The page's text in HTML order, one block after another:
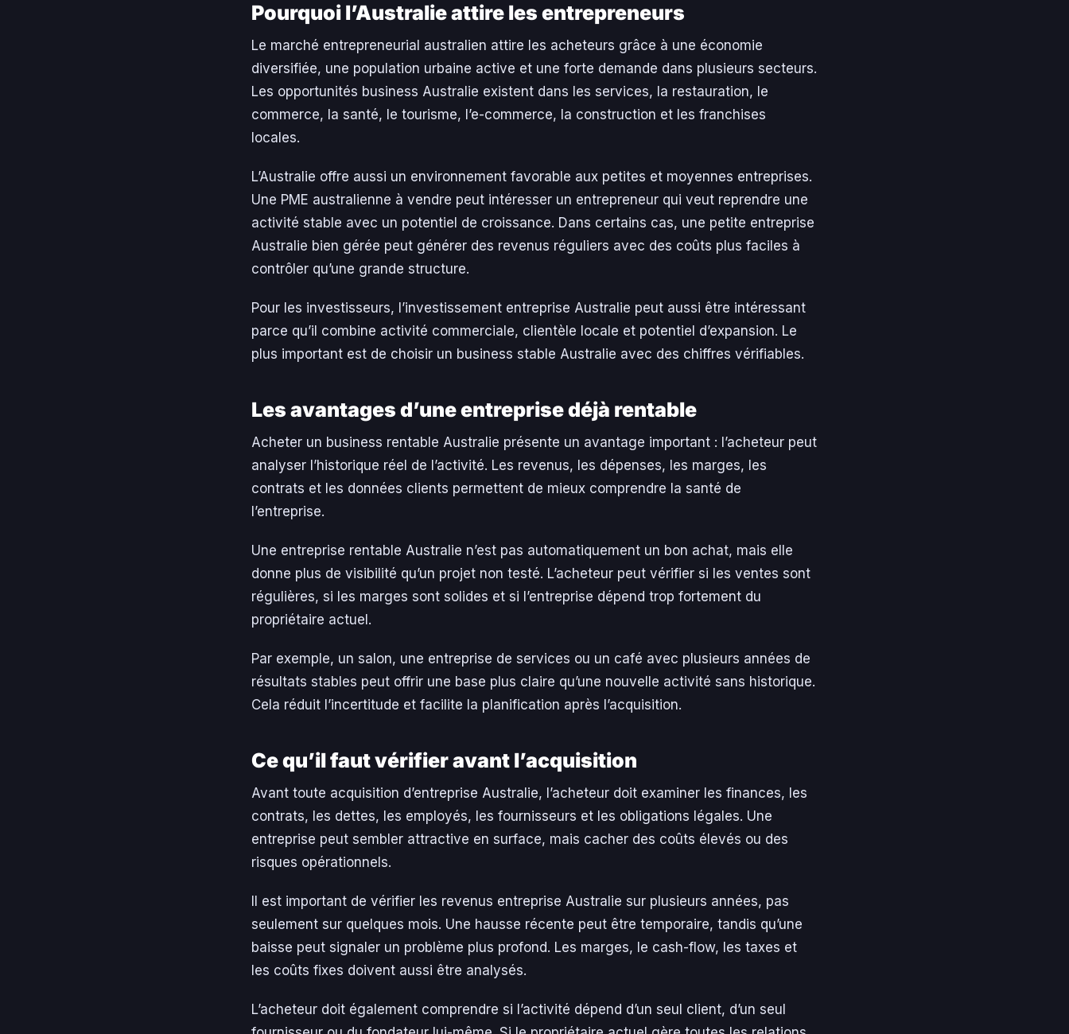
Pourquoi l’Australie attire les entrepreneurs
Le marché entrepreneurial australien attire les acheteurs grâce à une économie
diversifiée, une population urbaine active et une forte demande dans plusieurs secteurs.
Les opportunités business Australie existent dans les services, la restauration, le
commerce, la santé, le tourisme, l’e-commerce, la construction et les franchises
locales.
L’Australie offre aussi un environnement favorable aux petites et moyennes entreprises.
Une PME australienne à vendre peut intéresser un entrepreneur qui veut reprendre une
activité stable avec un potentiel de croissance. Dans certains cas, une petite entreprise
Australie bien gérée peut générer des revenus réguliers avec des coûts plus faciles à
contrôler qu’une grande structure.
Pour les investisseurs, l’investissement entreprise Australie peut aussi être intéressant
parce qu’il combine activité commerciale, clientèle locale et potentiel d’expansion. Le
plus important est de choisir un business stable Australie avec des chiffres vérifiables.
Les avantages d’une entreprise déjà rentable
Acheter un business rentable Australie présente un avantage important : l’acheteur peut
analyser l’historique réel de l’activité. Les revenus, les dépenses, les marges, les
contrats et les données clients permettent de mieux comprendre la santé de
l’entreprise.
Une entreprise rentable Australie n’est pas automatiquement un bon achat, mais elle
donne plus de visibilité qu’un projet non testé. L’acheteur peut vérifier si les ventes sont
régulières, si les marges sont solides et si l’entreprise dépend trop fortement du
propriétaire actuel.
Par exemple, un salon, une entreprise de services ou un café avec plusieurs années de
résultats stables peut offrir une base plus claire qu’une nouvelle activité sans historique.
Cela réduit l’incertitude et facilite la planification après l’acquisition.
Ce qu’il faut vérifier avant l’acquisition
Avant toute acquisition d’entreprise Australie, l’acheteur doit examiner les finances, les
contrats, les dettes, les employés, les fournisseurs et les obligations légales. Une
entreprise peut sembler attractive en surface, mais cacher des coûts élevés ou des
risques opérationnels.
Il est important de vérifier les revenus entreprise Australie sur plusieurs années, pas
seulement sur quelques mois. Une hausse récente peut être temporaire, tandis qu’une
baisse peut signaler un problème plus profond. Les marges, le cash-flow, les taxes et
les coûts fixes doivent aussi être analysés.
L’acheteur doit également comprendre si l’activité dépend d’un seul client, d’un seul